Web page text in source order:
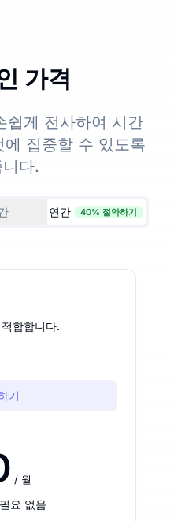
가격
쉽게 전사하여 시간
집중할 수 있도록
다.
연간 40% 절약하기
합합니다.
기
/ 월
요 없음